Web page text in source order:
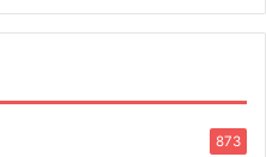
873